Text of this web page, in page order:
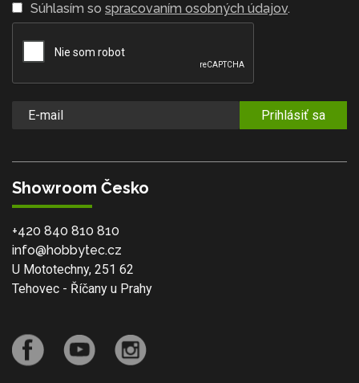
Súhlasím so spracovaním osobných údajov.
Prihlásiť sa
Showroom Česko
+420 840 810 810
info@hobbytec.cz
U Mototechny, 251 62
Tehovec - Říčany u Prahy